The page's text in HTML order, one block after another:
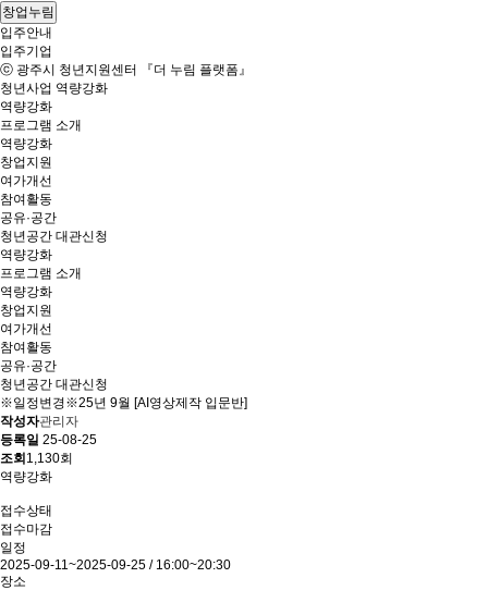
창업누림
입주안내
입주기업
ⓒ 광주시 청년지원센터 『더 누림 플랫폼』
청년사업 역량강화
역량강화
프로그램 소개
역량강화
창업지원
여가개선
참여활동
공유·공간
청년공간 대관신청
역량강화
프로그램 소개
역량강화
창업지원
여가개선
참여활동
공유·공간
청년공간 대관신청
※일정변경※25년 9월 [AI영상제작 입문반]
작성자관리자
등록일 25-08-25
조회 1,130회
역량강화
접수상태
접수마감
일정
2025-09-11~2025-09-25 / 16:00~20:30
장소